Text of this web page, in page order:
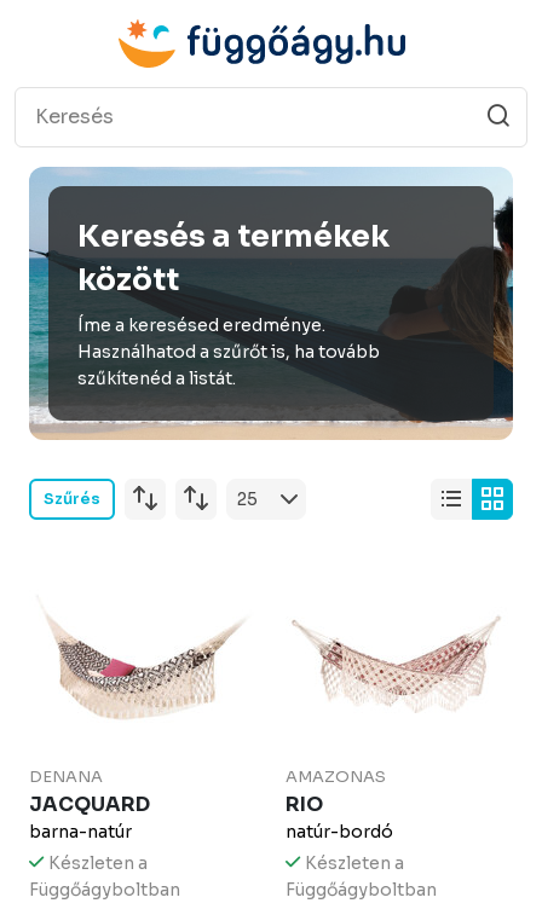
Keresés a termékek
között
Íme a keresésed eredménye.
Használhatod a szűrőt is, ha tovább
szűkítenéd a listát.
Szűrés
DENANA
JACQUARD
barna-natúr
Készleten a
Függőágyboltban
AMAZONAS
RIO
natúr-bordó
Készleten a
Függőágyboltban